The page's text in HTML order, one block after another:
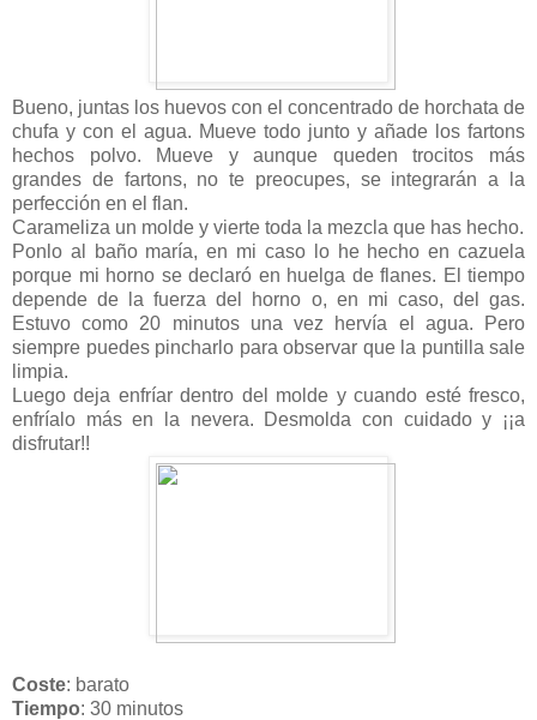
Bueno, juntas los huevos con el concentrado de horchata de
chufa y con el agua. Mueve todo junto y añade los fartons
hechos polvo. Mueve y aunque queden trocitos más
grandes de fartons, no te preocupes, se integrarán a la
perfección en el flan.
Carameliza un molde y vierte toda la mezcla que has hecho.
Ponlo al baño maría, en mi caso lo he hecho en cazuela
porque mi horno se declaró en huelga de flanes. El tiempo
depende de la fuerza del horno o, en mi caso, del gas.
Estuvo como 20 minutos una vez hervía el agua. Pero
siempre puedes pincharlo para observar que la puntilla sale
limpia.
Luego deja enfríar dentro del molde y cuando esté fresco,
enfríalo más en la nevera. Desmolda con cuidado y ¡¡a
disfrutar!!
Coste: barato
Tiempo: 30 minutos